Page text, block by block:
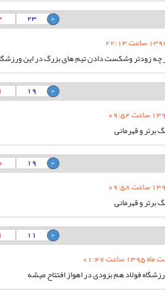
23
چه زودتر وشکست دادن تیم های بزرگ در این
19
برتر و قهرمانی
19
برتر و قهرمانی
11
فولاد هم بزودی در اهواز افتتاح میشه